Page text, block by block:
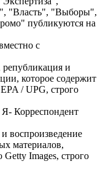
"Власть", "Выборы",
публикуются на
с
и
которое содержит
/ UPG, строго
Я- Корреспондент
воспроизведение
материалов,
Images, строго